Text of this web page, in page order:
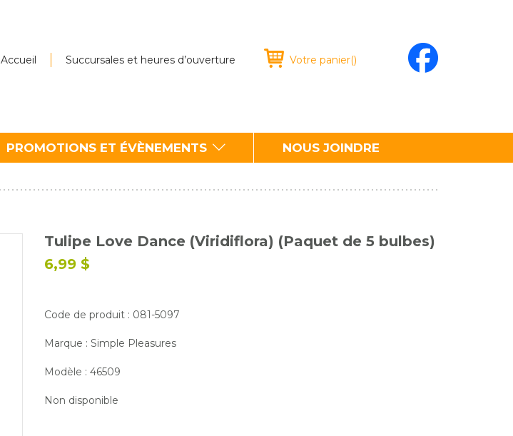
Accueil Succursales et heures d’ouverture Votre panier()
PROMOTIONS ET ÉVÈNEMENTS NOUS JOINDRE
Tulipe Love Dance (Viridiflora) (Paquet de 5 bulbes)
6,99 $
Code de produit : 081-5097
Marque : Simple Pleasures
Modèle : 46509
Non disponible